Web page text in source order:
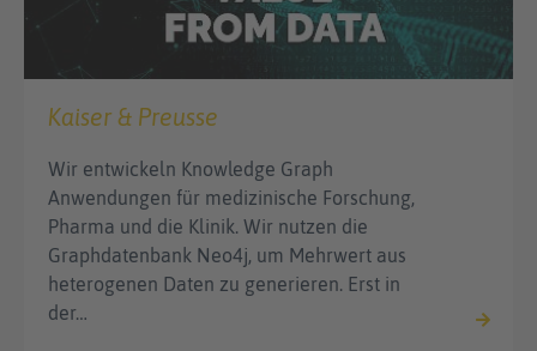
Kaiser & Preusse
Wir entwickeln Knowledge Graph
Anwendungen für medizinische Forschung,
Pharma und die Klinik. Wir nutzen die
Graphdatenbank Neo4j, um Mehrwert aus
heterogenen Daten zu generieren. Erst in
der…